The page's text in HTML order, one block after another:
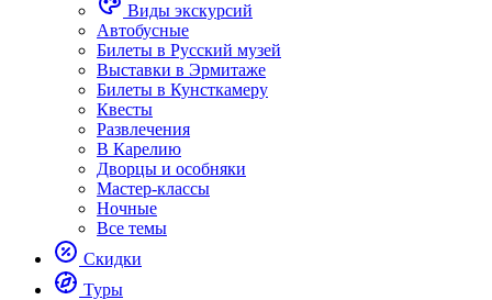
Виды экскурсий
Автобусные
Билеты в Русский музей
Выставки в Эрмитаже
Билеты в Кунсткамеру
Квесты
Развлечения
В Карелию
Дворцы и особняки
Мастер-классы
Ночные
Все темы
Скидки
Туры